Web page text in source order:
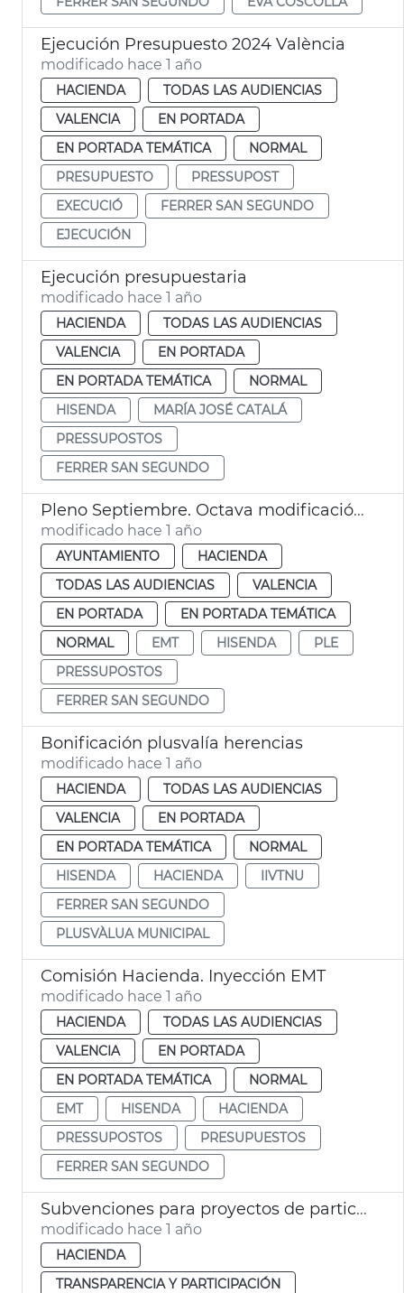
Ejecución Presupuesto 2024 València
modificado hace 1 año
HACIENDA
TODAS LAS AUDIENCIAS
VALENCIA
EN PORTADA
EN PORTADA TEMÁTICA
NORMAL
PRESUPUESTO
PRESSUPOST
EXECUCIÓ
FERRER SAN SEGUNDO
EJECUCIÓN
Ejecución presupuestaria
modificado hace 1 año
HACIENDA
TODAS LAS AUDIENCIAS
VALENCIA
EN PORTADA
EN PORTADA TEMÁTICA
NORMAL
HISENDA
MARÍA JOSÉ CATALÁ
PRESSUPOSTOS
FERRER SAN SEGUNDO
Pleno Septiembre. Octava modificación presupuestaria
modificado hace 1 año
AYUNTAMIENTO
HACIENDA
TODAS LAS AUDIENCIAS
VALENCIA
EN PORTADA
EN PORTADA TEMÁTICA
NORMAL
EMT HISENDA
PLE
PRESSUPOSTOS
FERRER SAN SEGUNDO
Bonificación plusvalía herencias
modificado hace 1 año
HACIENDA
TODAS LAS AUDIENCIAS
VALENCIA
EN PORTADA
EN PORTADA TEMÁTICA
NORMAL
HISENDA
HACIENDA
IIVTNU
FERRER SAN SEGUNDO
PLUSVÀLUA MUNICIPAL
Comisión Hacienda. Inyección EMT
modificado hace 1 año
HACIENDA
TODAS LAS AUDIENCIAS
VALENCIA
EN PORTADA
EN PORTADA TEMÁTICA
NORMAL
EMT
HISENDA
HACIENDA
PRESSUPOSTOS
PRESUPUESTOS
FERRER SAN SEGUNDO
Subvenciones para proyectos de participación ciudadana
modificado hace 1 año
HACIENDA
TRANSPARENCIA Y PARTICIPACIÓN